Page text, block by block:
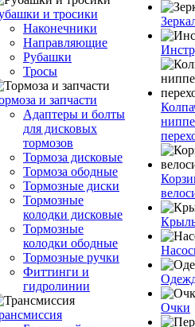
и тросики
Наконечники
Направляющие
Рубашки
Тросы
и запчасти
Адаптеры и болты
для дисковых
тормозов
Тормоза дисковые
Тормоза ободные
Тормозные диски
Тормозные
колодки дисковые
Тормозные
колодки ободные
Тормозные ручки
Фиттинги и
гидролинии
Очки